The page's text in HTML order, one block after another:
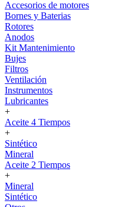
Accesorios de motores
Bornes y Baterias
Rotores
Anodos
Kit Mantenimiento
Bujes
Filtros
Ventilación
Instrumentos
Lubricantes
+
Aceite 4 Tiempos
+
Sintético
Mineral
Aceite 2 Tiempos
+
Mineral
Sintético